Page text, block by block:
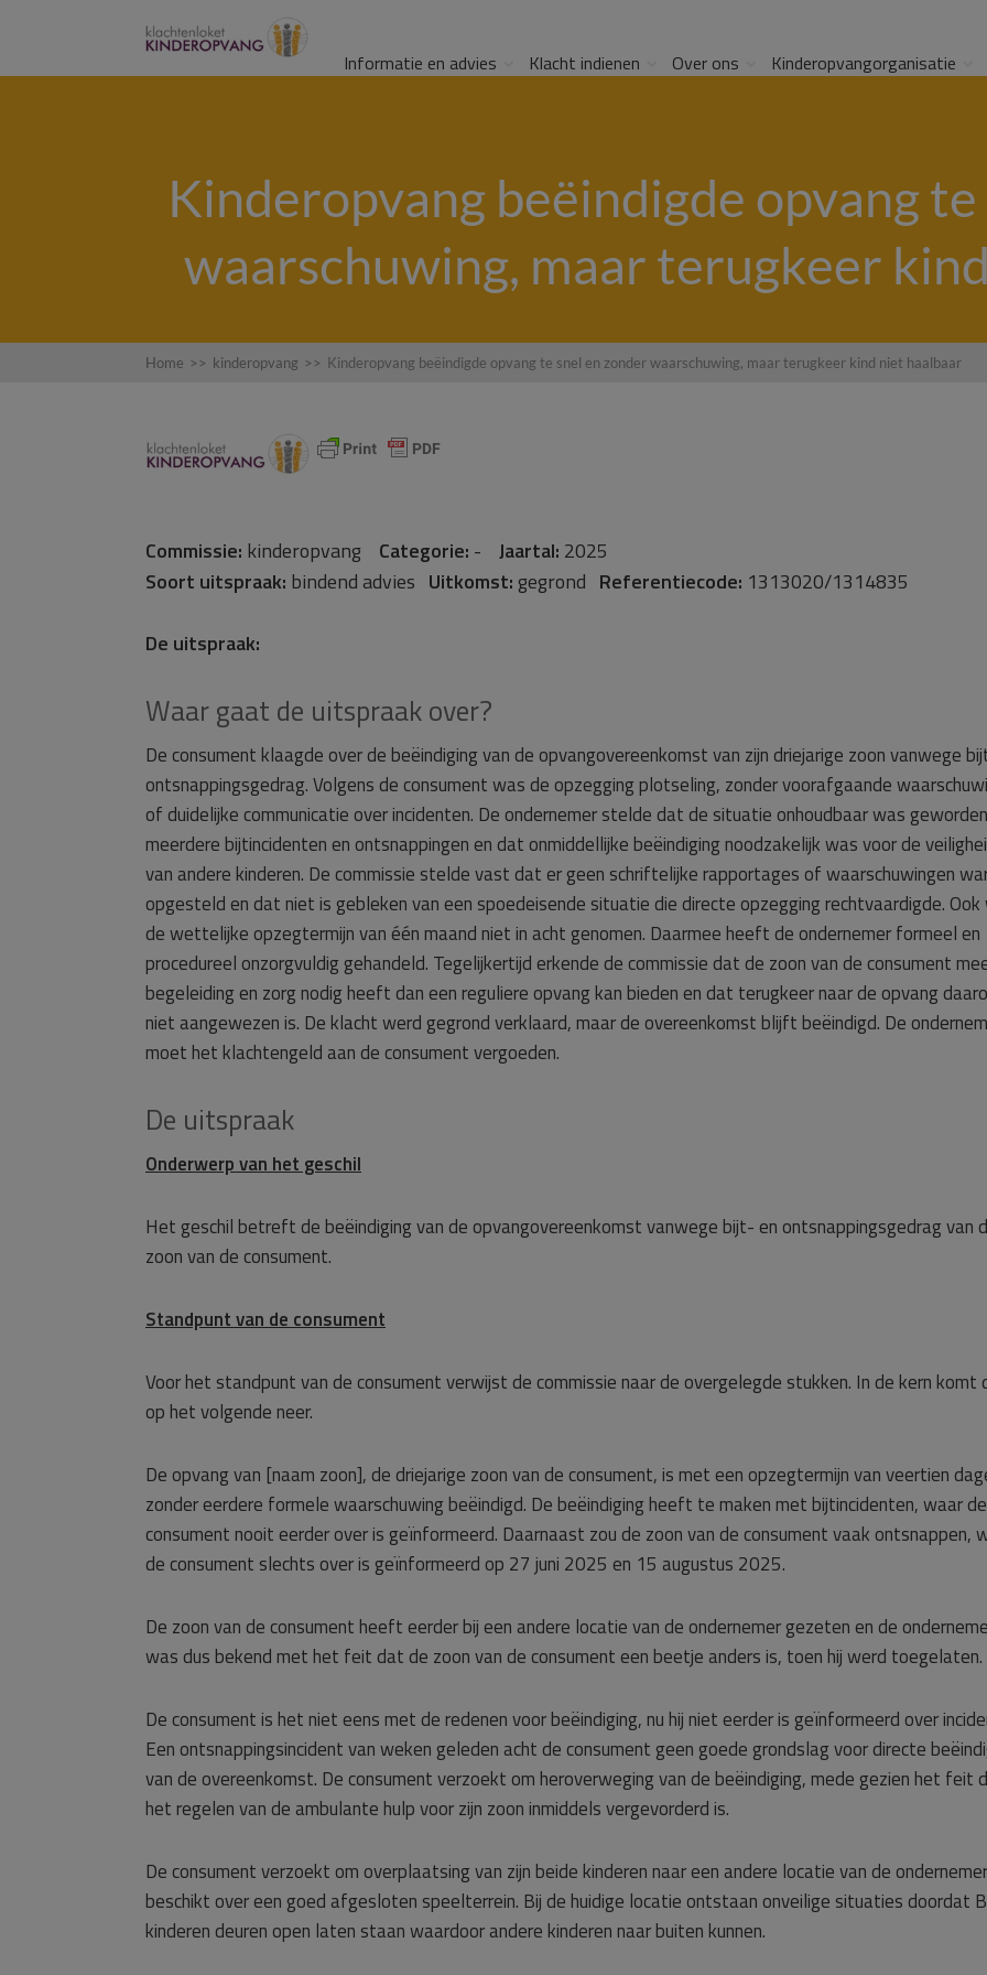
Informatie en advies Klacht indienen Over ons Kinderopvangorganisatie
Kinderopvang beëindigde opvang
waarschuwing, maar terugkeer
Home >> kinderopvang >> Kinderopvang beëindigde opvang te snel en zonder waarschuwing, maar terugkeer kind niet haalbaar
Commissie: kinderopvang Categorie: - Jaartal: 2025
Soort uitspraak: bindend advies Uitkomst:gegrond Referentiecode: 1313020/1314835
De uitspraak:
Waar gaat de uitspraak over?
De consument klaagde over de beëindiging van de opvangovereenkomst van zijn driejarige zoon vanwege
ontsnappingsgedrag. Volgens de consument was de opzegging plotseling, zonder voorafgaande
of duidelijke communicatie over incidenten. De ondernemer stelde dat de situatie onhoudbaar was
meerdere bijtincidenten en ontsnappingen en dat onmiddellijke beëindiging noodzakelijk was voor de
van andere kinderen. De commissie stelde vast dat er geen schriftelijke rapportages of waarschuwingen
opgesteld en dat niet is gebleken van een spoedeisende situatie die directe opzegging rechtvaardigde. Ook
de wettelijke opzegtermijn van één maand niet in acht genomen. Daarmee heeft de ondernemer formeel en
procedureel onzorgvuldig gehandeld. Tegelijkertijd erkende de commissie dat de zoon van de consument
begeleiding en zorg nodig heeft dan een reguliere opvang kan bieden en dat terugkeer naar de opvang
niet aangewezen is. De klacht werd gegrond verklaard, maar de overeenkomst blijft beëindigd. De
moet het klachtengeld aan de consument vergoeden.
De uitspraak
Onderwerp van het geschil
Het geschil betreft de beëindiging van de opvangovereenkomst vanwege bijt- en ontsnappingsgedrag van
zoon van de consument.
Standpunt van de consument
Voor het standpunt van de consument verwijst de commissie naar de overgelegde stukken. In de kern komt
op het volgende neer.
De opvang van [naam zoon], de driejarige zoon van de consument, is met een opzegtermijn van veertien
zonder eerdere formele waarschuwing beëindigd. De beëindiging heeft te maken met bijtincidenten, waar de
consument nooit eerder over is geïnformeerd. Daarnaast zou de zoon van de consument vaak ontsnappen,
de consument slechts over is geïnformeerd op 27 juni 2025 en 15 augustus 2025.
De zoon van de consument heeft eerder bij een andere locatie van de ondernemer gezeten en de
was dus bekend met het feit dat de zoon van de consument een beetje anders is, toen hij werd toegelaten.
De consument is het niet eens met de redenen voor beëindiging, nu hij niet eerder is geïnformeerd over
Een ontsnappingsincident van weken geleden acht de consument geen goede grondslag voor directe
van de overeenkomst. De consument verzoekt om heroverweging van de beëindiging, mede gezien het feit
het regelen van de ambulante hulp voor zijn zoon inmiddels vergevorderd is.
De consument verzoekt om overplaatsing van zijn beide kinderen naar een andere locatie van de
beschikt over een goed afgesloten speelterrein. Bij de huidige locatie ontstaan onveilige situaties doordat
kinderen deuren open laten staan waardoor andere kinderen naar buiten kunnen.